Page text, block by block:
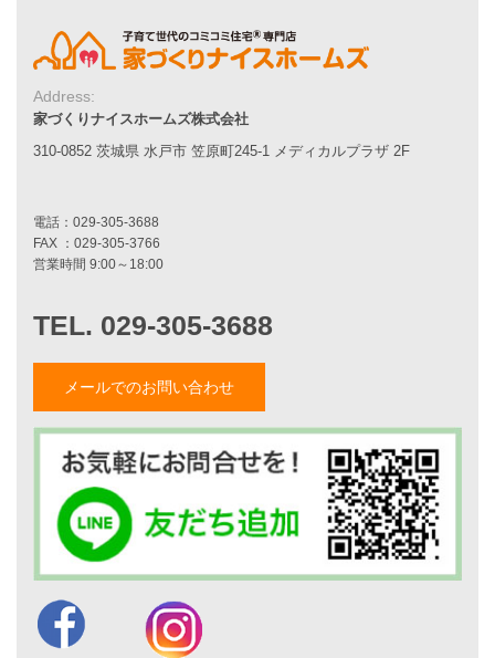
家づくりの流れ
7つのポイント
二世帯住宅をお考えの方へ
リフォームをお考えの方へ
家づくりストーリー
お客様の声
家づくりへの想い
採用情報
お知らせ・イベント情報
ブログ一覧
斎藤亮のブログ
小薬淳一のブログ
Address:
家づくりナイスホームズ株式会社
310-0852 茨城県 水戸市 笠原町245-1 メディカルプラザ 2F
メールでのお問い合わせ